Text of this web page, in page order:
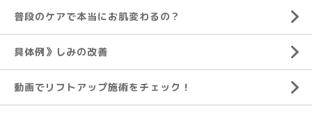
普段のケアで本当にお肌変わるの？
具体例》しみの改善
動画でリフトアップ施術をチェック！